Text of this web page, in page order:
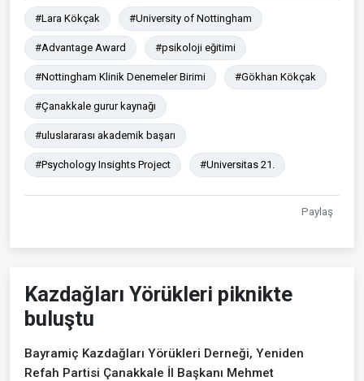
#Lara Kökçak #University of Nottingham
#Advantage Award #psikoloji eğitimi
#Nottingham Klinik Denemeler Birimi #Gökhan Kökçak
#Çanakkale gurur kaynağı
#uluslararası akademik başarı
#Psychology Insights Project #Universitas 21.
Paylaş
Kazdağları Yörükleri piknikte
buluştu
Bayramiç Kazdağları Yörükleri Derneği, Yeniden
Refah Partisi Çanakkale İl Başkanı Mehmet